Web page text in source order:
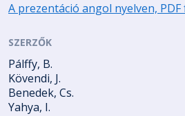
A prezentáció angol nyelven,
SZERZŐK
Pálffy, B.
Kövendi, J.
Benedek, Cs.
Yahya, I.